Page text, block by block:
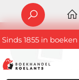
Sinds 1855 in boeken